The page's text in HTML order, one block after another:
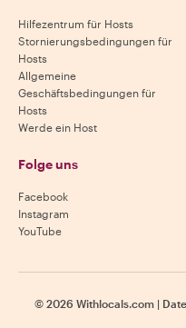
Hilfezentrum für Hosts
Stornierungsbedingungen für
Hosts
Allgemeine
Geschäftsbedingungen für
Hosts
Werde ein Host
Folge uns
Facebook
Instagram
YouTube
© 2026 Withlocals.com |